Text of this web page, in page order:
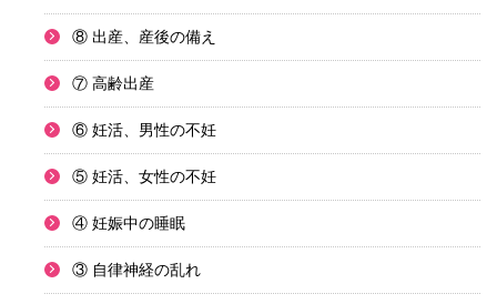
⑧ 出産、産後の備え
⑦ 高齢出産
⑥ 妊活、男性の不妊
⑤ 妊活、女性の不妊
④ 妊娠中の睡眠
③ 自律神経の乱れ